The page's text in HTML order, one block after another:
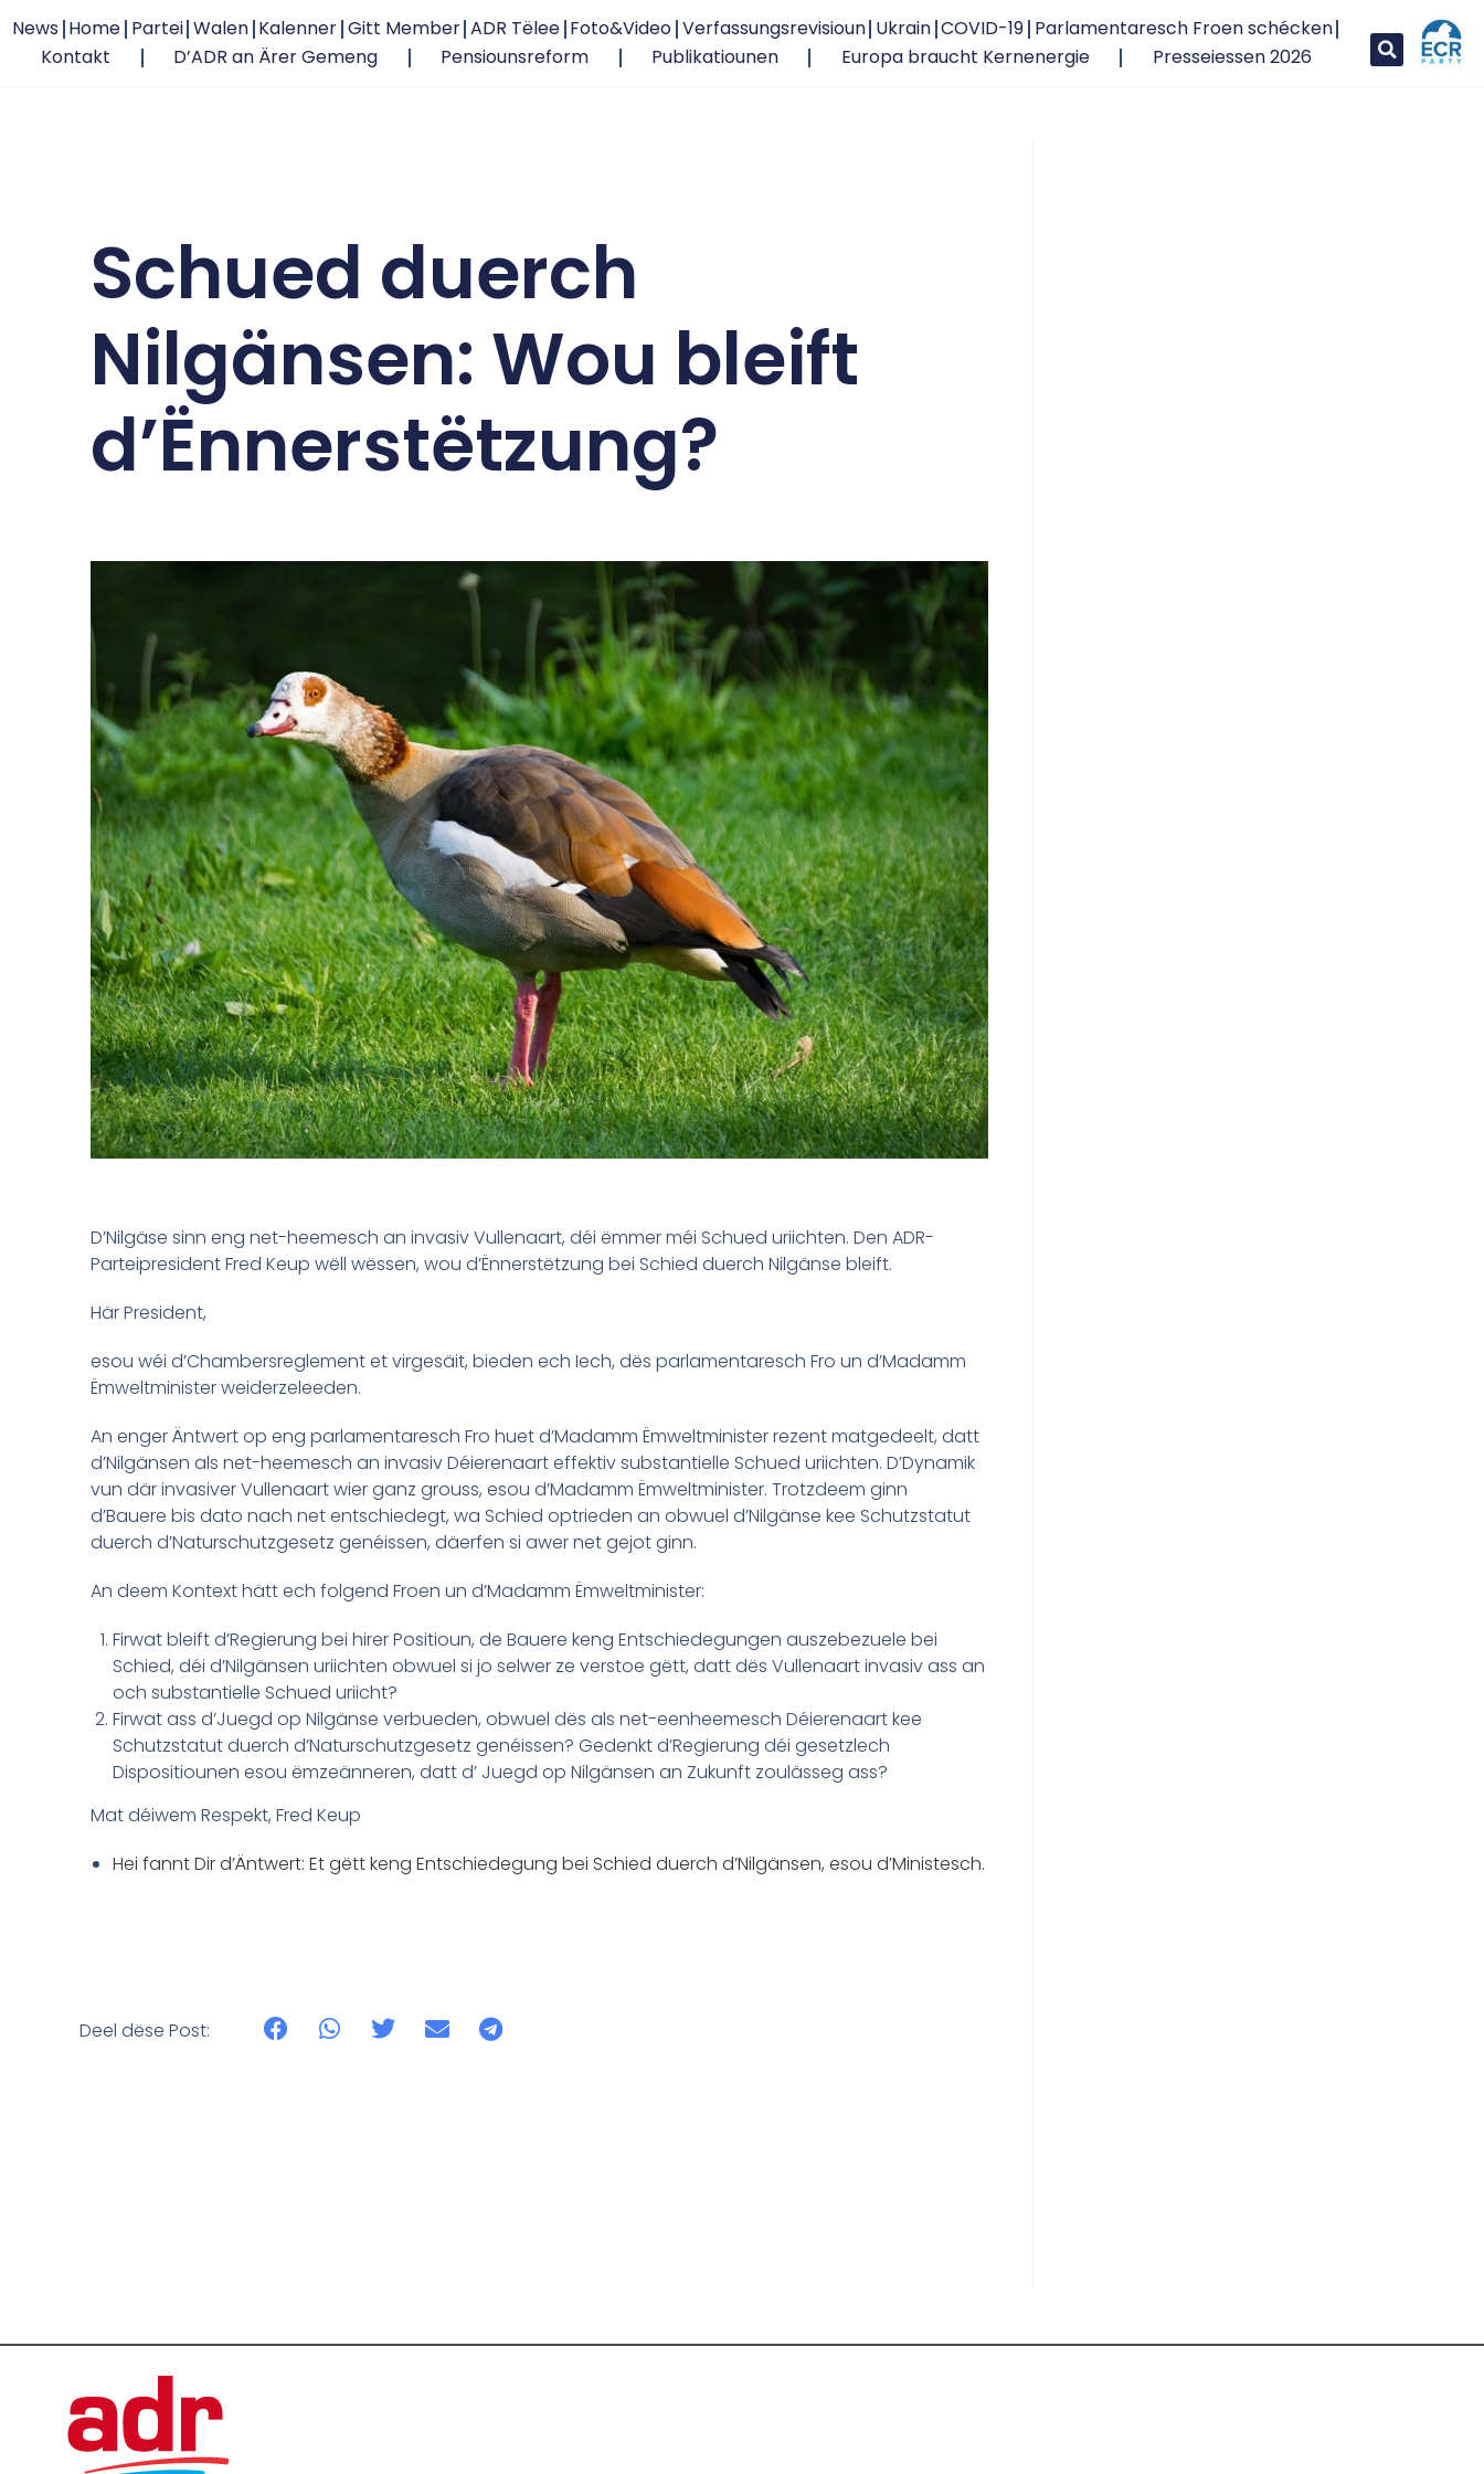
News Home Partei Walen Kalenner Gitt Member ADR Tëlee Foto&Video Verfassungsrevisioun Ukrain COVID-19 Parlamentaresch Froen schécken
Kontakt
D’ADR an Ärer Gemeng Pensiounsreform Publikatiounen Europa braucht Kernenergie Presseiessen 2026
Schued duerch
Nilgänsen: Wou bleift
d’Ënnerstëtzung?
D’Nilgäse sinn eng net-heemesch an invasiv Vullenaart, déi ëmmer méi Schued uriichten. Den ADR-
Parteipresident Fred Keup wëll wëssen, wou d’Ënnerstëtzung bei Schied duerch Nilgänse bleift.
Här President,
esou wéi d’Chambersreglement et virgesäit, bieden ech Iech, dës parlamentaresch Fro un d’Madamm
Ëmweltminister weiderzeleeden.
An enger Äntwert op eng parlamentaresch Fro huet d’Madamm Ëmweltminister rezent matgedeelt, datt
d’Nilgänsen als net-heemesch an invasiv Déierenaart effektiv substantielle Schued uriichten. D’Dynamik
vun där invasiver Vullenaart wier ganz grouss, esou d’Madamm Ëmweltminister. Trotzdeem ginn
d’Bauere bis dato nach net entschiedegt, wa Schied optrieden an obwuel d’Nilgänse kee Schutzstatut
duerch d’Naturschutzgesetz genéissen, däerfen si awer net gejot ginn.
An deem Kontext hätt ech folgend Froen un d’Madamm Ëmweltminister:
Firwat bleift d’Regierung bei hirer Positioun, de Bauere keng Entschiedegungen auszebezuele bei
Schied, déi d’Nilgänsen uriichten obwuel si jo selwer ze verstoe gëtt, datt dës Vullenaart invasiv ass an
och substantielle Schued uriicht?
Firwat ass d’Juegd op Nilgänse verbueden, obwuel dës als net-eenheemesch Déierenaart kee
Schutzstatut duerch d’Naturschutzgesetz genéissen? Gedenkt d’Regierung déi gesetzlech
Dispositiounen esou ëmzeänneren, datt d’ Juegd op Nilgänsen an Zukunft zoulässeg ass?
Mat déiwem Respekt, Fred Keup
Hei fannt Dir d’Äntwert: Et gëtt keng Entschiedegung bei Schied duerch d’Nilgänsen, esou d’Ministesch.
Deel dëse Post: